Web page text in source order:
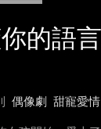
的語言
偶像劇 甜寵愛